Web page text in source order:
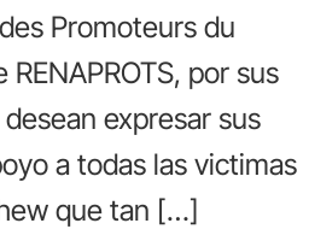
Promoteurs du
por sus
expresar sus
a todas las victimas
que tan […]